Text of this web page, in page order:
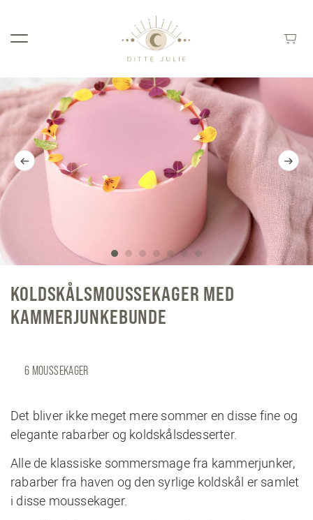
KOLDSKÅLSMOUSSEKAGER MED
KAMMERJUNKEBUNDE
6 MOUSSEKAGER
Det bliver ikke meget mere sommer en disse fine og
elegante rabarber og koldskålsdesserter.
Alle de klassiske sommersmage fra kammerjunker,
rabarber fra haven og den syrlige koldskål er samlet
i disse moussekager.